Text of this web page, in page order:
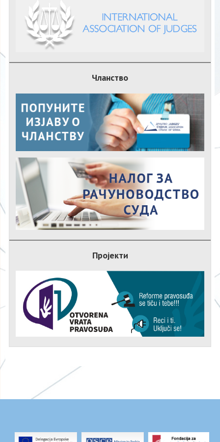
Чланство
Пројекти